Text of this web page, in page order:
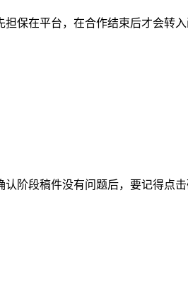
在平台，在合作结束后才会转入
阶段稿件没有问题后，要记得点